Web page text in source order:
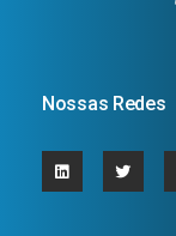
Nossas Redes